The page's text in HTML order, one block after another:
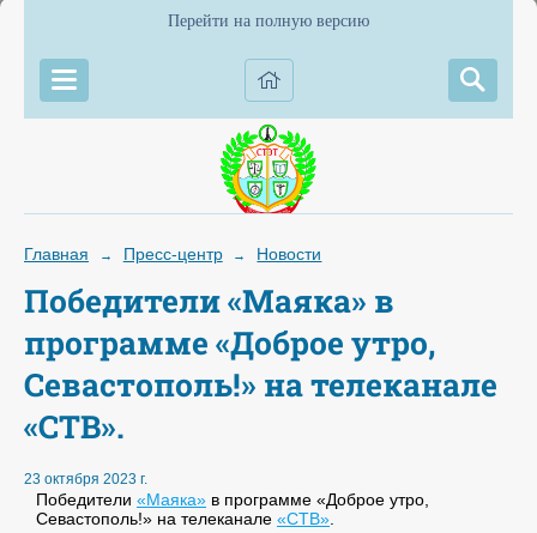
Перейти на полную версию
Главная → Пресс-центр → Новости
Победители «Маяка» в
программе «Доброе утро,
Севастополь!» на телеканале
«СТВ».
23 октября 2023 г.
Победители «Маяка» в программе «Доброе утро,
Севастополь!» на телеканале «СТВ».